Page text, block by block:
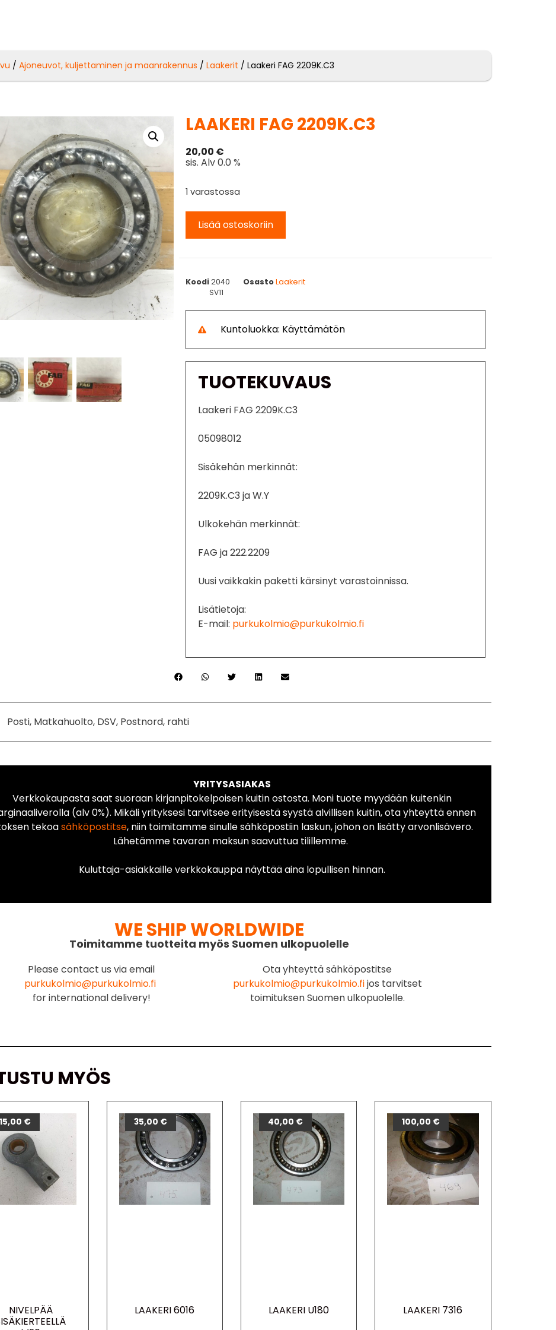
/Ajoneuvot, kuljettaminen ja maanrakennus /Laakerit / Laakeri FAG 2209K.C3
LAAKERI FAG 2209K.C3
20,00 €
sis. Alv 0.0 %
1 varastossa
Lisää ostoskoriin
Koodi2040 Osasto Laakerit
SV11
Kuntoluokka: Käyttämätön
TUOTEKUVAUS
Laakeri FAG 2209K.C3
05098012
Sisäkehän merkinnät:
2209K.C3 ja W.Y
Ulkokehän merkinnät:
FAG ja 222.2209
Uusi vaikkakin paketti kärsinyt varastoinnissa.
Lisätietoja:
E-mail: purkukolmio@purkukolmio.fi
Posti, Matkahuolto, DSV, Postnord, rahti
YRITYSASIAKAS
Verkkokaupasta saat suoraan kirjanpitokelpoisen kuitin ostosta. Moni tuote myydään kuitenkin
(alv 0%). Mikäli yrityksesi tarvitsee erityisestä syystä alvillisen kuitin, ota yhteyttä ennen
tekoasähköpostitse, niin toimitamme sinulle sähköpostiin laskun, johon on lisätty arvonlisävero.
Lähetämme tavaran maksun saavuttua tilillemme.
Kuluttaja-asiakkaille verkkokauppa näyttää aina lopullisen hinnan.
WE SHIP WORLDWIDE
Toimitamme tuotteita myös Suomen ulkopuolelle
Please contact us via email
purkukolmio@purkukolmio.fi
for international delivery!
Ota yhteyttä sähköpostitse
purkukolmio@purkukolmio.fijos tarvitset
toimituksen Suomen ulkopuolelle.
MYÖS
NIVELPÄÄ
15,00 €
LAAKERI 6016
35,00 €
LAAKERI U180
40,00 €
LAAKERI 7316
100,00 €